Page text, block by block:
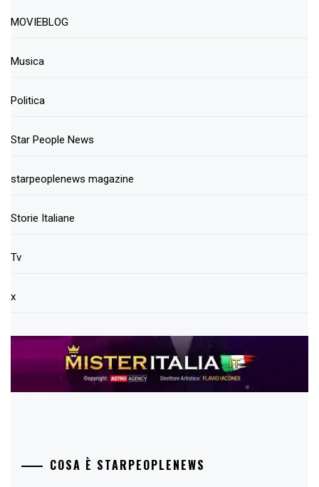
MOVIEBLOG
Musica
Politica
Star People News
starpeoplenews magazine
Storie Italiane
Tv
x
COSA È STARPEOPLENEWS